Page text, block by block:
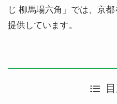
じ 柳馬場六角」では、京
提供しています。